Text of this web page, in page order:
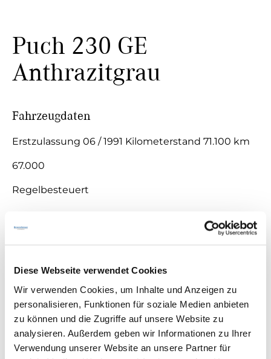
Diese Webseite verwendet Cookies
Wir verwenden Cookies, um Inhalte und Anzeigen zu
personalisieren, Funktionen für soziale Medien anbieten
zu können und die Zugriffe auf unsere Website zu
analysieren. Außerdem geben wir Informationen zu Ihrer
Verwendung unserer Website an unsere Partner für
Puch 230 GE
Anthrazitgrau
Fahrzeugdaten
Erstzulassung 06 / 1991 Kilometerstand 71.100 km
67.000
Regelbesteuert
Fahrzeugbeschreibung
Sonderausstattungen